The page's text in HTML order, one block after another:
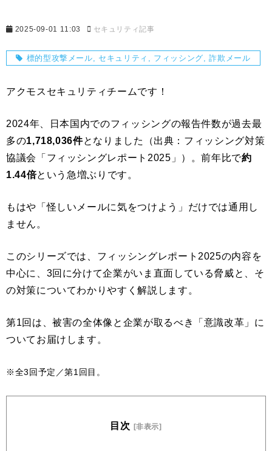
2025-09-01 11:03 セキュリティ記事
標的型攻撃メール セキュリティ フィッシング 詐欺メール
アクモスセキュリティチームです！
2024年、日本国内でのフィッシングの報告件数が過去最
多の1,718,036件となりました（出典：フィッシング対策
協議会「フィッシングレポート2025」）。前年比で約
1.44倍という急増ぶりです。
もはや「怪しいメールに気をつけよう」だけでは通用し
ません。
このシリーズでは、フィッシングレポート2025の内容を
中心に、 3回に分けて企業がいま直面している脅威と、そ
の対策についてわかりやすく解説します。
第1回は、被害の全体像と企業が取るべき「意識改革」に
ついてお届けします。
※全3回予定／第1回目。
目次 [非表示]